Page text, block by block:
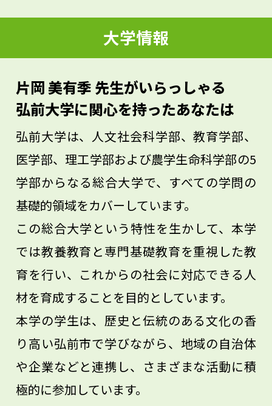
として、文学を捉えている人もいるのでは
ないでしょうか。これは私自身の経験にも
共通する部分が多いです。あなたもその一
人なら、そうした生きづらさや、その生き
づらさを生む社会という見えない構造につ
いて、私たちと一緒に文学研究を通して考
え、対象化・相対化していければと思って
います。
大学情報
片岡 美有季 先生がいらっしゃる
弘前大学に関心を持ったあなたは
弘前大学は、人文社会科学部、教育学部、
医学部、理工学部および農学生命科学部の5
学部からなる総合大学で、すべての学問の
基礎的領域をカバーしています。
この総合大学という特性を生かして、本学
では教養教育と専門基礎教育を重視した教
育を行い、これからの社会に対応できる人
材を育成することを目的としています。
本学の学生は、歴史と伝統のある文化の香
り高い弘前市で学びながら、地域の自治体
や企業などと連携し、さまざまな活動に積
極的に参加しています。